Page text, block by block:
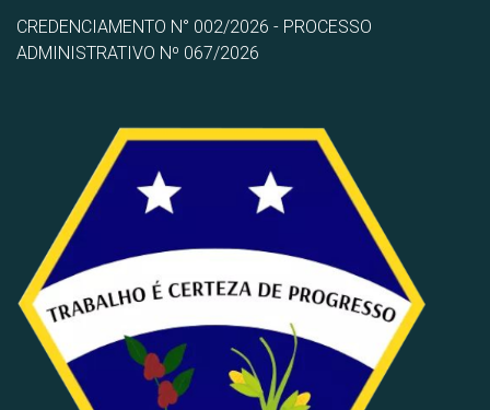
CREDENCIAMENTO N° 002/2026 - PROCESSO
ADMINISTRATIVO Nº 067/2026